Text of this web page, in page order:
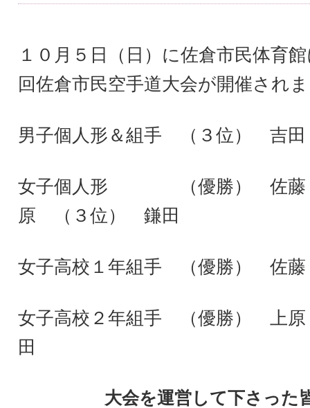
１０月５日（日）に佐倉市民体育
回佐倉市民空手道大会が開催され
男子個人形＆組手 （３位） 吉田
女子個人形 （優勝） 佐藤
原 （３位） 鎌田
女子高校１年組手 （優勝） 佐藤
女子高校２年組手 （優勝） 上
田
大会を運営して下さった皆